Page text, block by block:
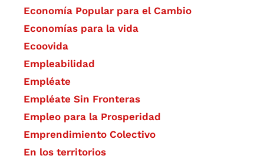
Economía Popular para el Cambio
Economías para la vida
Ecoovida
Empleabilidad
Empléate
Empléate Sin Fronteras
Empleo para la Prosperidad
Emprendimiento Colectivo
En los territorios